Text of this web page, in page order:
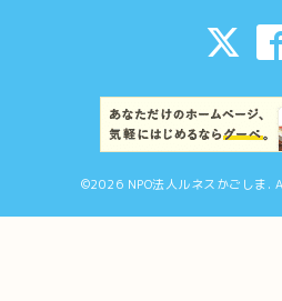
©2026 NPO法人ルネスかごしま.